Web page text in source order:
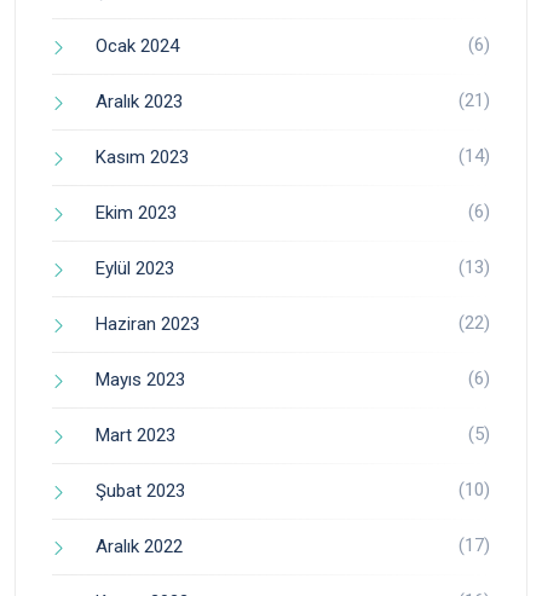
Ocak 2024 (6)
Aralık 2023 (21)
Kasım 2023 (14)
Ekim 2023 (6)
Eylül 2023 (13)
Haziran 2023 (22)
Mayıs 2023 (6)
Mart 2023 (5)
Şubat 2023 (10)
Aralık 2022 (17)